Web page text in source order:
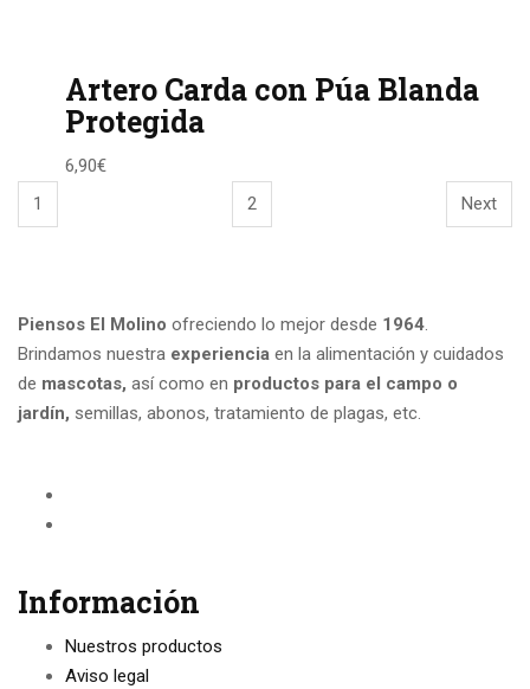
Artero Carda con Púa Blanda
Protegida
6,90€
1
2 Next
Piensos El Molino ofreciendo lo mejor desde 1964.
Brindamos nuestra experiencia en la alimentación y cuidados
de mascotas, así como en productos para el campo o
jardín, semillas, abonos, tratamiento de plagas, etc.
Información
Nuestros productos
Aviso legal